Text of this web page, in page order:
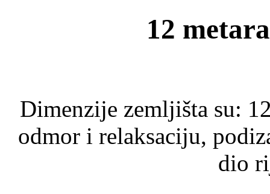
12
Dimenzije zemljišta su:
odmor i relaksaciju,
dio